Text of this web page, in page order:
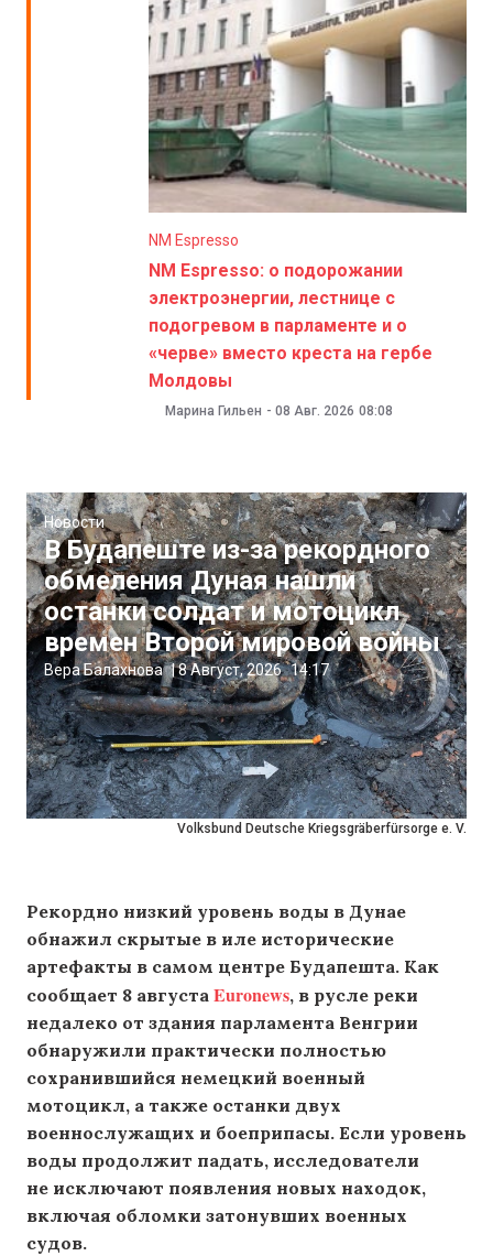
NM Espresso
NM Espresso: о подорожании
электроэнергии, лестнице с
подогревом в парламенте и о
«черве» вместо креста на гербе
Молдовы
Марина Гильен - 08 Авг. 2026 08:08
Volksbund Deutsche Kriegsgräberfürsorge e. V.
Новости
В Будапеште из-за рекордного
обмеления Дуная нашли
останки солдат и мотоцикл
времен Второй мировой войны
Вера Балахнова |8 Август, 2026 14:17
Рекордно низкий уровень воды в Дунае
обнажил скрытые в иле исторические
артефакты в самом центре Будапешта. Как
сообщает 8 августа Euronews, в русле реки
недалеко от здания парламента Венгрии
обнаружили практически полностью
сохранившийся немецкий военный
мотоцикл, а также останки двух
военнослужащих и боеприпасы. Если уровень
воды продолжит падать, исследователи
не исключают появления новых находок,
включая обломки затонувших военных
судов.